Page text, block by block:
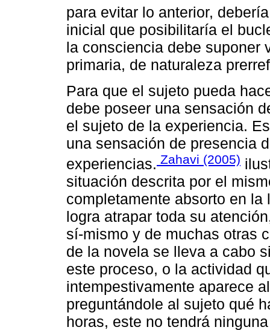
para evitar lo anterior,
inicial que posibilitaría el
la consciencia debe suponer
primaria, de naturaleza
Para que el sujeto pueda
debe poseer una sensación
el sujeto de la experiencia.
una sensación de presencia
experiencias. Zahavi (2005)
situación descrita por el
completamente absorto en
logra atrapar toda su
sí-mismo y de muchas otras
de la novela se lleva a cabo
este proceso, o la actividad
intempestivamente aparece
preguntándole al sujeto qué
horas, este no tendrá